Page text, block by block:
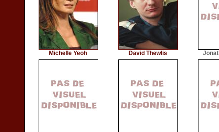
Michelle Yeoh David Thewlis